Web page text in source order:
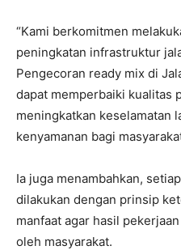
“Kami berkomitmen
peningkatan infrastruktur
Pengecoran ready mix di
dapat memperbaiki kualitas
meningkatkan keselamatan
kenyamanan bagi
Ia juga menambahkan,
dilakukan dengan prinsip
manfaat agar hasil
oleh masyarakat.